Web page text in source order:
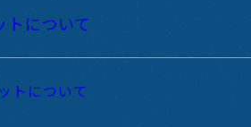
トについて
トについて